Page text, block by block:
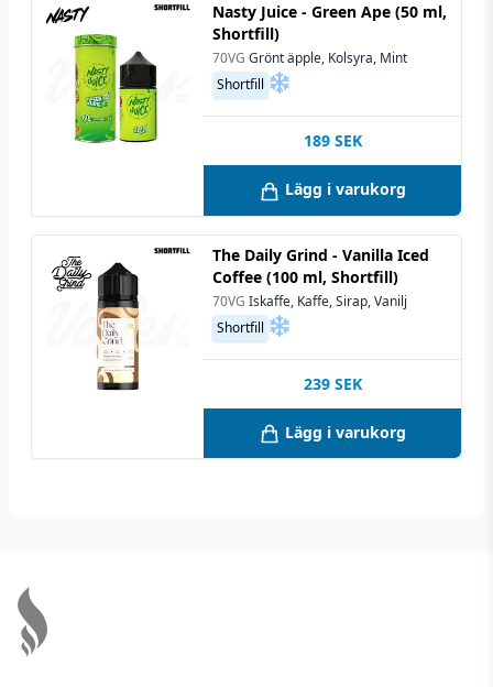
Nasty Juice - Green Ape (50 ml,
Shortfill)
70VG Grönt äpple, Kolsyra, Mint
Shortfill
189 SEK
Lägg i varukorg
The Daily Grind - Vanilla Iced
Coffee (100 ml, Shortfill)
70VG Iskaffe, Kaffe, Sirap, Vanilj
Shortfill
239 SEK
Lägg i varukorg